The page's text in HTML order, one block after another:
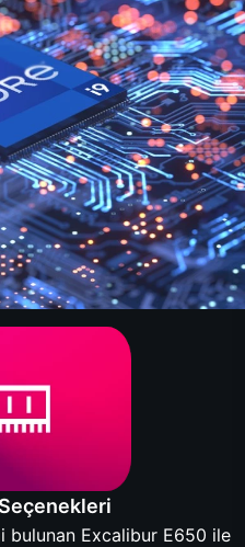
bulunan Excalibur E650 ile